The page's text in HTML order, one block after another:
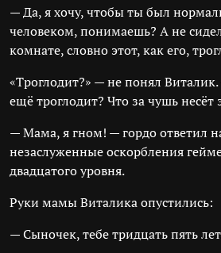
— Да, я хочу, чтобы ты был
человеком, понимаешь? А не
комнате, словно этот, как его,
«Троглодит?» — не понял
ещё троглодит? Что за чушь
— Мама, я гном! — гордо ответил
незаслуженные оскорбления
двадцатого уровня.
Руки мамы Виталика опустились:
— Сыночек, тебе тридцать пять